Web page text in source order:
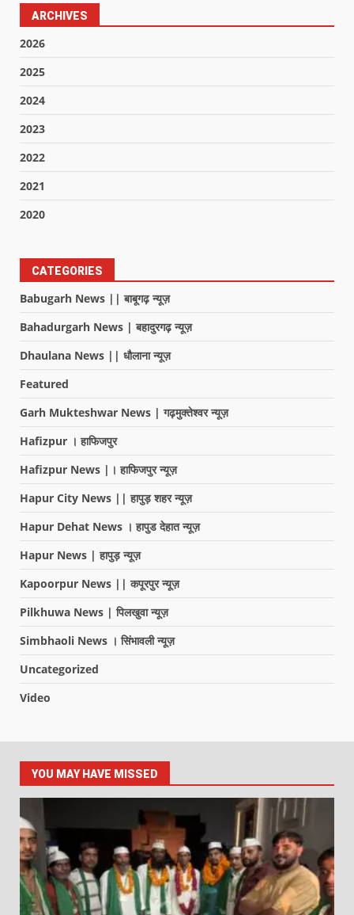
ARCHIVES
2026
2025
2024
2023
2022
2021
2020
CATEGORIES
Babugarh News || बाबूगढ़ न्यूज़
Bahadurgarh News | बहादुरगढ़ न्यूज़
Dhaulana News || धौलाना न्यूज़
Featured
Garh Mukteshwar News | गढ़मुक्तेश्वर न्यूज़
Hafizpur । हाफिजपुर
Hafizpur News |। हाफिजपुर न्यूज़
Hapur City News || हापुड़ शहर न्यूज़
Hapur Dehat News । हापुड देहात न्यूज़
Hapur News | हापुड़ न्यूज़
Kapoorpur News || कपूरपुर न्यूज़
Pilkhuwa News | पिलखुवा न्यूज़
Simbhaoli News । सिंभावली न्यूज़
Uncategorized
Video
YOU MAY HAVE MISSED